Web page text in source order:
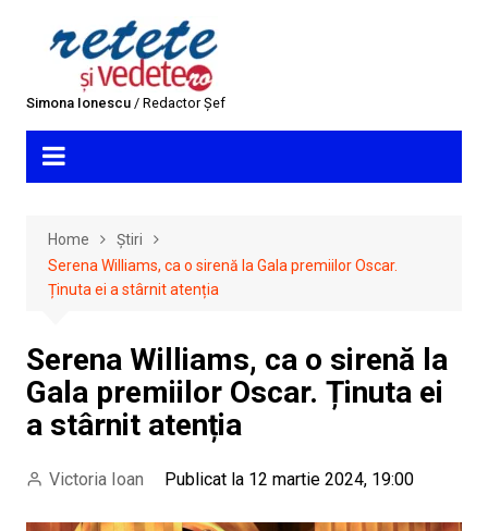
Simona Ionescu/ Redactor Șef
Home
Știri
Serena Williams, ca o sirenă la Gala premiilor Oscar.
Ținuta ei a stârnit atenția
Serena Williams, ca o sirenă la
Gala premiilor Oscar. Ținuta ei
a stârnit atenția
Victoria Ioan Publicat la 12 martie 2024, 19:00